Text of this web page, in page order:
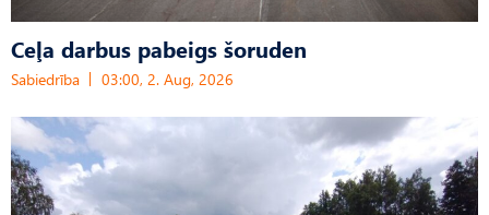
Ceļa darbus pabeigs šoruden
Sabiedrība 03:00, 2. Aug, 2026